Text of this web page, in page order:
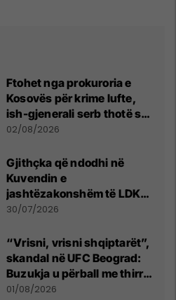
Ftohet nga prokuroria e
Kosovës për krime lufte,
ish-gjenerali serb thotë se
dikush e tradhtoi në
02/08/2026
Gjithçka që ndodhi në
Kuvendin e
jashtëzakonshëm të LDK-
së
30/07/2026
“Vrisni, vrisni shqiptarët”,
skandal në UFC Beograd:
Buzukja u përball me thirrje
anti-shqiptare nga
01/08/2026